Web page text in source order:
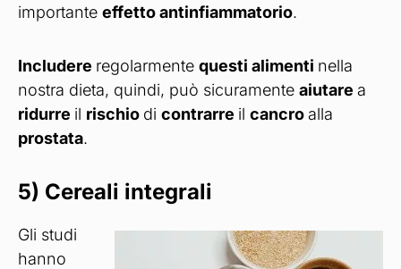
importante effetto antinfiammatorio.
Includere regolarmente questi alimenti nella
nostra dieta, quindi, può sicuramente aiutare a
ridurre il rischio di contrarre il cancroalla
prostata.
5) Cereali integrali
Gli studi
hanno